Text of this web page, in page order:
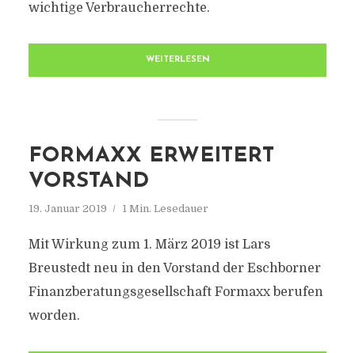
wichtige Verbraucherrechte.
WEITERLESEN
FORMAXX ERWEITERT
VORSTAND
19. Januar 2019 1 Min. Lesedauer
Mit Wirkung zum 1. März 2019 ist Lars
Breustedt neu in den Vorstand der Eschborner
Finanzberatungsgesellschaft Formaxx berufen
worden.